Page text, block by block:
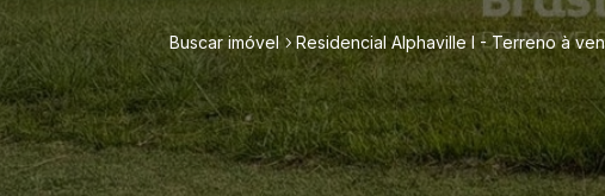
Buscar imóvel Residencial Alphaville I - Terreno à